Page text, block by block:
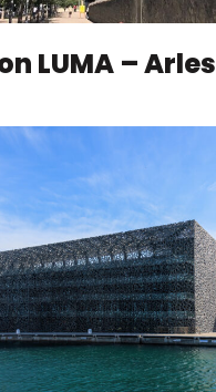
LUMA – Arles